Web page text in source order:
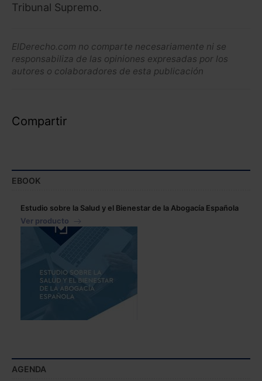
Tribunal Supremo.
ElDerecho.com no comparte necesariamente ni se
responsabiliza de las opiniones expresadas por los
autores o colaboradores de esta publicación
Compartir
EBOOK
Estudio sobre la Salud y el Bienestar de la Abogacía Española
Ver producto
AGENDA